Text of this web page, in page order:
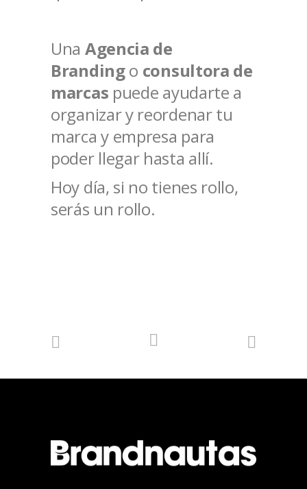
Una Agencia de
Brandingo consultora de
marcas puede ayudarte a
organizar y reordenar tu
marca y empresa para
poder llegar hasta allí.
Hoy día, si no tienes rollo,
serás un rollo.